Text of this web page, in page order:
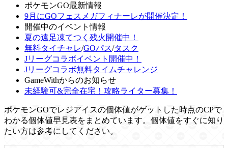
ポケモンGO最新情報
9月にGOフェスメガフィナーレが開催決定！
開催中のイベント情報
夏の遠足凍てつく残火開催中！
無料タイチャレ/GOパス/タスク
Jリーグコラボイベント開催中！
Jリーグコラボ無料タイムチャレンジ
GameWithからのお知らせ
未経験可&完全在宅！攻略ライター募集！
ポケモンGOでレジアイスの個体値がゲットした時点のCPで
わかる個体値早見表をまとめています。個体値をすぐに知り
たい方は参考にしてください。